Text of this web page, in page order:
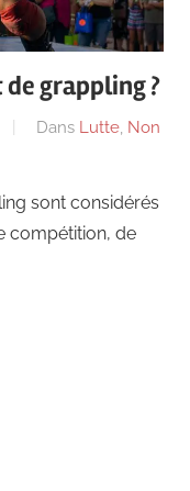
grappling ?
Dans Lutte, Non
sont considérés
compétition, de